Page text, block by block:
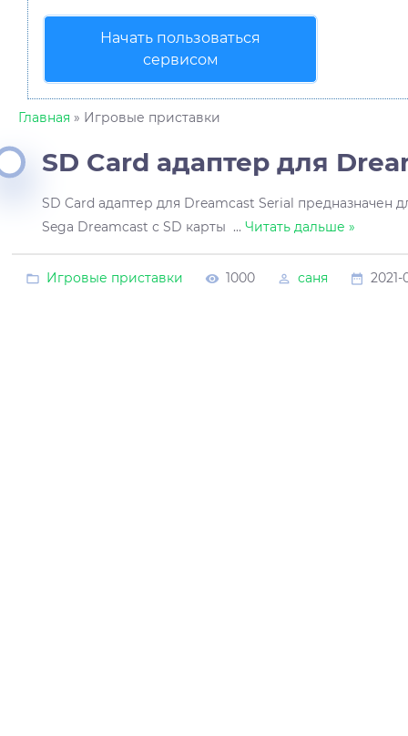
Начать пользоваться
сервисом
Главная » Игровые приставки
SD Card адаптер для
SD Card адаптер для Dreamcast Serial предназначен
Sega Dreamcast с SD карты ...Читать дальше »
Игровые приставки 1000 саня 2021-